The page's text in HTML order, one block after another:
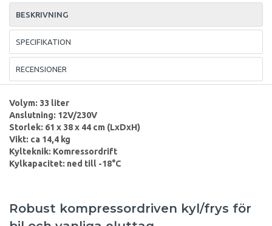
BESKRIVNING
SPECIFIKATION
RECENSIONER
Volym: 33 liter
Anslutning: 12V/230V
Storlek: 61 x 38 x 44 cm (LxDxH)
Vikt: ca 14,4 kg
Kylteknik: Komressordrift
Kylkapacitet: ned till -18°C
Robust kompressordriven kyl/frys för